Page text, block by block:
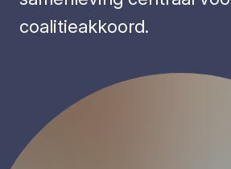
coalitieakkoord.